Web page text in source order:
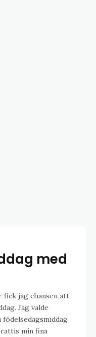
med
fick jag chansen att
Jag valde